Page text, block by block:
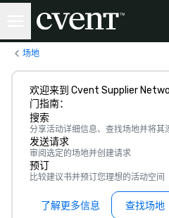
场地
欢迎来到 Cvent Supplier
门指南：
搜索
分享活动详细信息、查找场地并将其
发送请求
审阅选定的场地并创建请求
预订
比较建议书并预订您理想的活动空间
了解更多信息 查找场地